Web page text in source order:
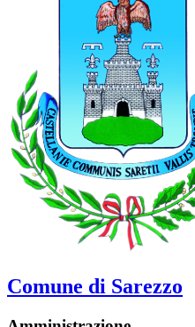
Comune di Sarezzo